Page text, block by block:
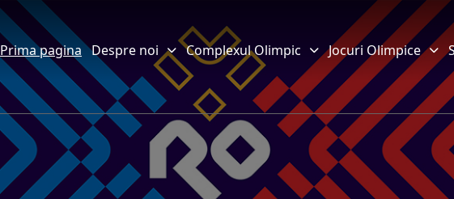
Prima pagina Despre noi Complexul Olimpic Jocuri Olimpice